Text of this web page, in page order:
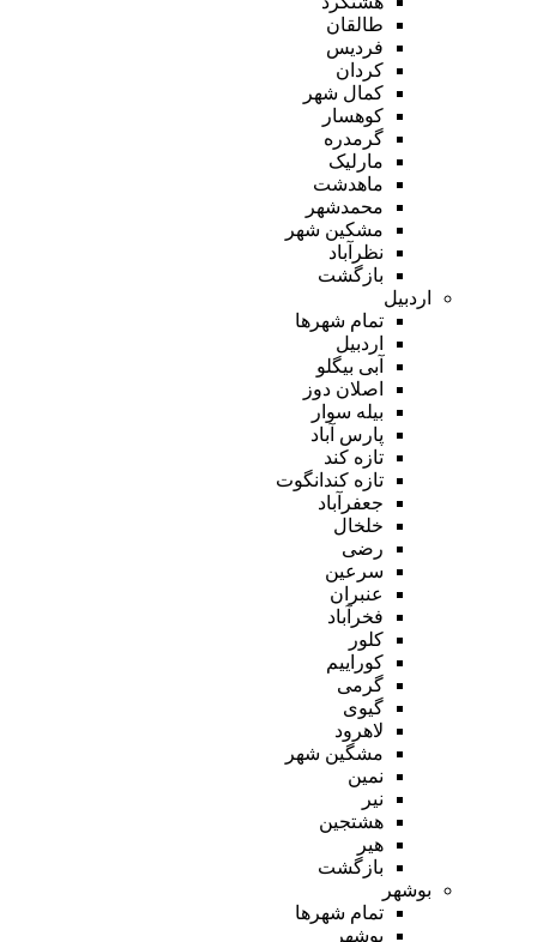
طالقان
فردیس
کردان
کمال شهر
کوهسار
گرمدره
مارلیک
ماهدشت
محمدشهر
مشکین شهر
نظرآباد
بازگشت
اردبیل
تمام شهر‌ها
اردبیل
آبی بیگلو
اصلان دوز
بیله سوار
پارس آباد
تازه کند
تازه کندانگوت
جعفرآباد
خلخال
رضی
سرعین
عنبران
فخرآباد
کلور
کوراییم
گرمی
گیوی
لاهرود
مشگین شهر
نمین
نیر
هشتجین
هیر
بازگشت
بوشهر
تمام شهر‌ها
بوشهر